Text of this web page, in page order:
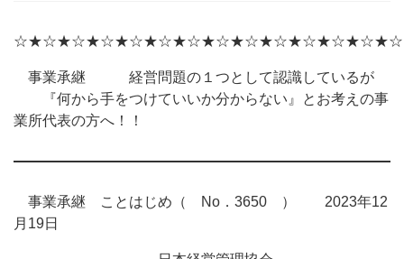
事業承継 経営問題の１つとして認識しているが
『何から手をつけていいか分からない』とお考えの事
業所代表の方へ！！
事業承継 ことはじめ（ No．3650 ） 2023年12
月19日